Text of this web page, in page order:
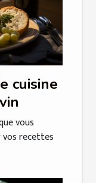
cuisine
vous
vos recettes